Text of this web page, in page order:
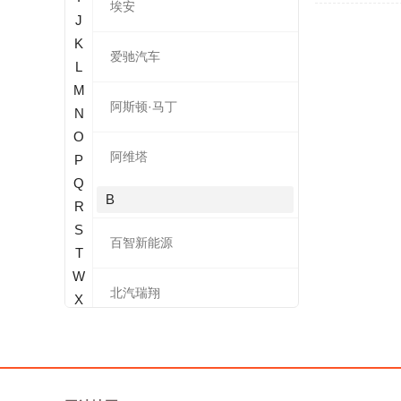
J
K
L
M
N
O
P
Q
R
S
T
W
X
埃安
爱驰汽车
阿斯顿·马丁
阿维塔
B
百智新能源
北汽瑞翔